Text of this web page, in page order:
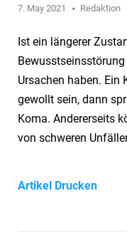
7. May 2021 Redaktion
Ist ein längerer
Ursachen haben. Ein
gewollt sein, dann
Koma. Andererseits
von schweren
Artikel Drucken